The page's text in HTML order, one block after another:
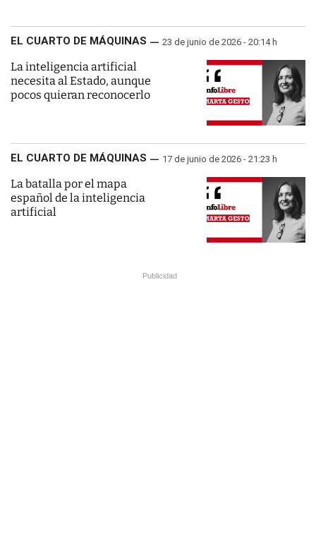
EL CUARTO DE MÁQUINAS 23 de junio de 2026 - 20:14 h
La inteligencia artificial
necesita al Estado, aunque
pocos quieran reconocerlo
EL CUARTO DE MÁQUINAS 17 de junio de 2026 - 21:23 h
La batalla por el mapa
español de la inteligencia
artificial
Publicidad